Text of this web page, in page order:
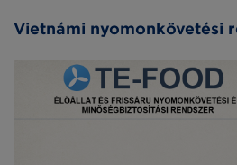
Vietnámi nyomonkövetési